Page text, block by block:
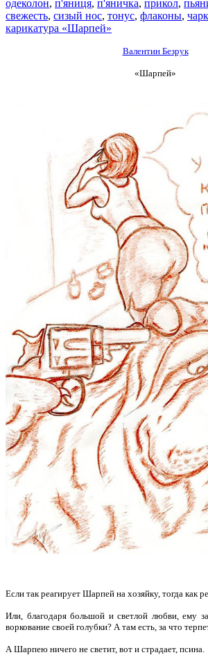
одеколон, п'яниця, п'яничка, прикол,
свежесть, сизый нос, тонус, флаконы,
карикатура «Шарпей»
Валентин Безрук
«Шарпей»
Если так реагирует Шарпей на хозяйку, тогда как
Или, благодаря большой и светлой любви, ему
воркование своей голубки? А там есть, за что
А Шарпею ничего не светит, вот и страдает, псина.